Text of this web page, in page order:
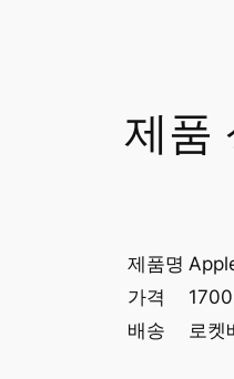
제품
제품명
가격
배송
로켓